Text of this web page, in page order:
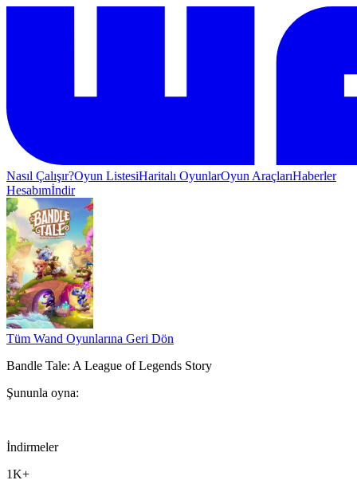
Nasıl Çalışır?Oyun ListesiHaritalı OyunlarOyun AraçlarıHaberler
Hesabımİndir
Tüm Wand Oyunlarına Geri Dön
Bandle Tale: A League of Legends Story
Şununla oyna:
İndirmeler
1K+